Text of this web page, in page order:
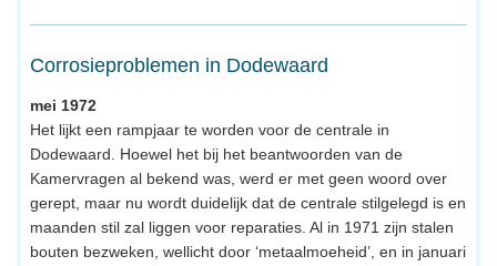
Corrosieproblemen in Dodewaard
mei 1972
Het lijkt een rampjaar te worden voor de centrale in
Dodewaard. Hoewel het bij het beantwoorden van de
Kamervragen al bekend was, werd er met geen woord over
gerept, maar nu wordt duidelijk dat de centrale stilgelegd is en
maanden stil zal liggen voor reparaties. Al in 1971 zijn stalen
bouten bezweken, wellicht door ‘metaalmoeheid’, en in januari